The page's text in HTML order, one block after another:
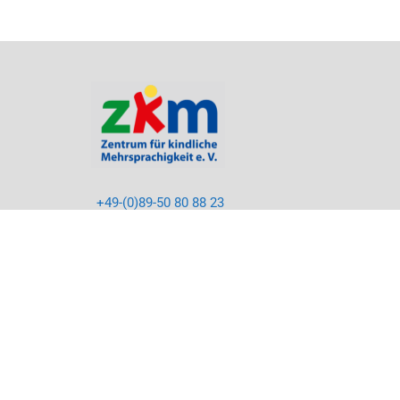
+49-(0)89-50 80 88 23